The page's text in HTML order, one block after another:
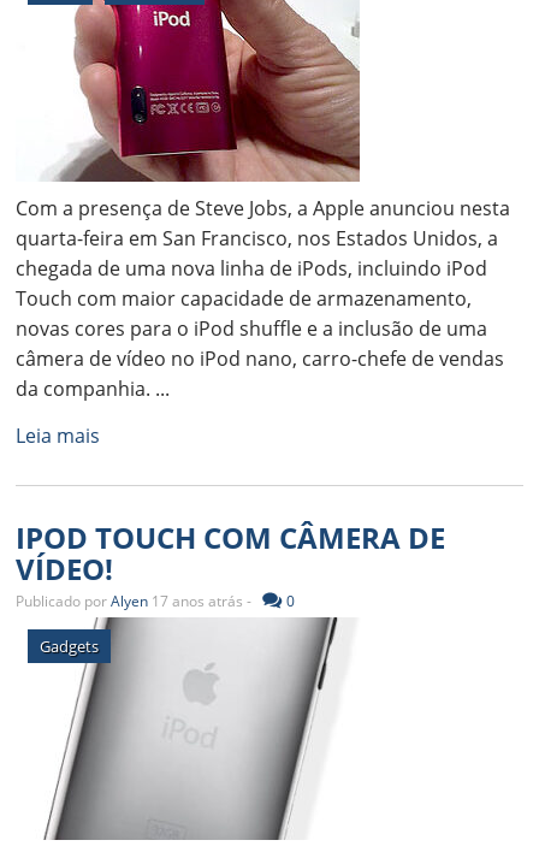
Com a presença de Steve Jobs, a Apple anunciou nesta
quarta-feira em San Francisco, nos Estados Unidos, a
chegada de uma nova linha de iPods, incluindo iPod
Touch com maior capacidade de armazenamento,
novas cores para o iPod shuffle e a inclusão de uma
câmera de vídeo no iPod nano, carro-chefe de vendas
da companhia. ...
Leia mais
IPOD TOUCH COM CÂMERA DE
VÍDEO!
Publicado porAlyen 17 anos atrás - 0
Gadgets